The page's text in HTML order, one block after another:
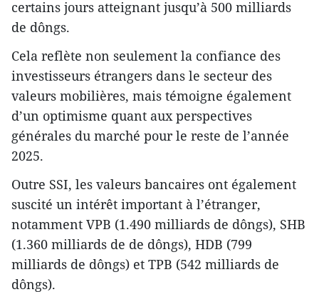
certains jours atteignant jusqu’à 500 milliards
de dôngs.
Cela reflète non seulement la confiance des
investisseurs étrangers dans le secteur des
valeurs mobilières, mais témoigne également
d’un optimisme quant aux perspectives
générales du marché pour le reste de l’année
2025.
Outre SSI, les valeurs bancaires ont également
suscité un intérêt important à l’étranger,
notamment VPB (1.490 milliards de dôngs), SHB
(1.360 milliards de de dôngs), HDB (799
milliards de dôngs) et TPB (542 milliards de
dôngs).